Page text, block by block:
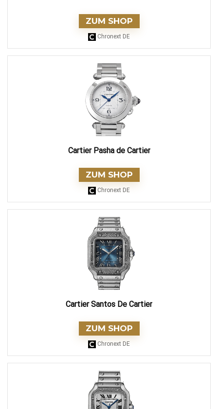
ZUM SHOP
Chronext DE
Cartier Pasha de Cartier
ZUM SHOP
Chronext DE
Cartier Santos De Cartier
ZUM SHOP
Chronext DE